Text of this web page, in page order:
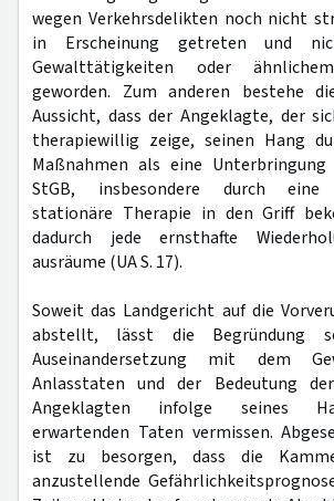
wegen Verkehrsdelikten noch nicht
in Erscheinung getreten und
Gewalttätigkeiten oder
geworden. Zum anderen bestehe
Aussicht, dass der Angeklagte, der
therapiewillig zeige, seinen Hang
Maßnahmen als eine
StGB, insbesondere durch eine
stationäre Therapie in den Griff
dadurch jede ernsthafte
ausräume (UA S. 17).
Soweit das Landgericht auf die
abstellt, lässt die Begründung
Auseinandersetzung mit dem
Anlasstaten und der Bedeutung
Angeklagten infolge seines
erwartenden Taten vermissen.
ist zu besorgen, dass die
anzustellende